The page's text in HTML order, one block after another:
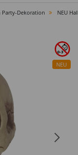
Party-Dekoration NEU
NEU